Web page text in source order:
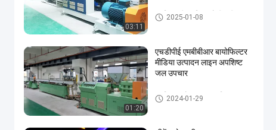
03:11
प्लास्टिक रीसाइक्लिंग गोली मशीन
2025-01-08
01:20
एचडीपीई एमबीबीआर बायोफिल्टर
मीडिया उत्पादन लाइन अपशिष्ट
जल उपचार
प्लास्टिक प्रोफ़ाइल बाहर निकालना म
शीन
2024-01-29